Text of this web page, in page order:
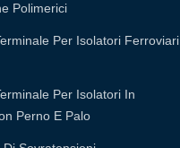
Polimerici
Per Isolatori Ferroviari
Per Isolatori In
Perno E Palo